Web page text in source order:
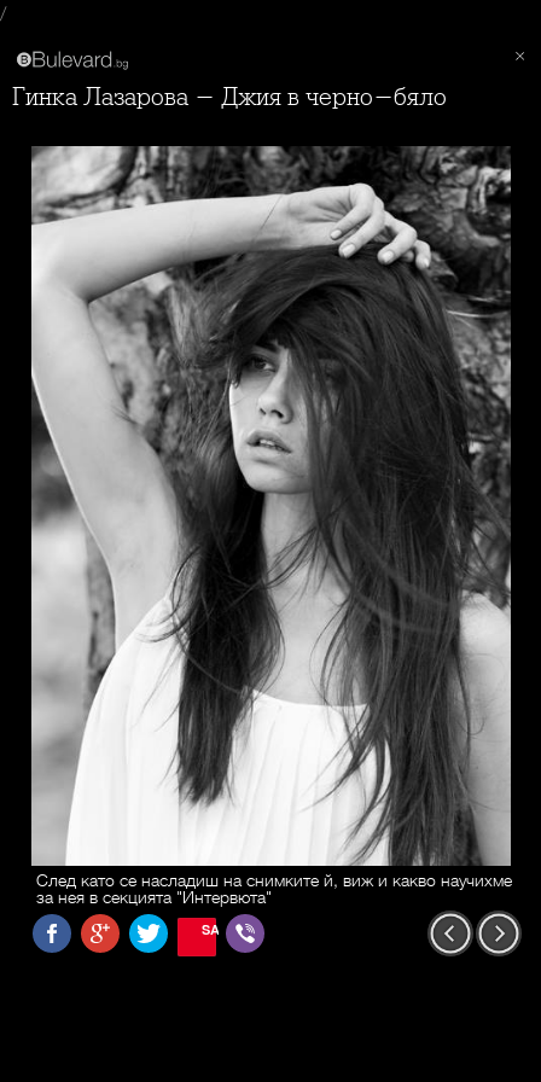
/
Гинка Лазарова - Джия в черно-бяло
След като се насладиш на снимките й, виж и какво научихме
за нея в секцията "Интервюта"
SAVE